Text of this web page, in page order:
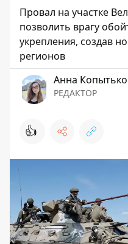
Провал на участке
позволить врагу
укрепления, создав
регионов
Анна Копытько
РЕДАКТОР
👍